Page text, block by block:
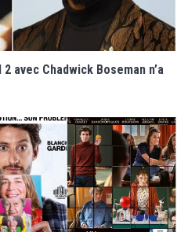
avec Chadwick Boseman n’a